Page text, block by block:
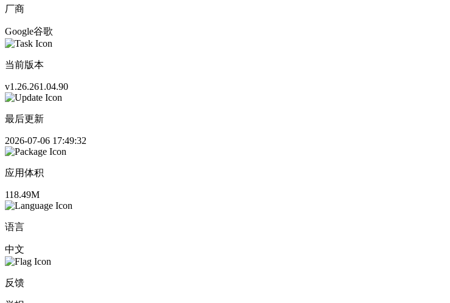
厂商
Google谷歌
当前版本
v1.26.261.04.90
最后更新
2026-07-06 17:49:32
应用体积
118.49M
语言
中文
反馈